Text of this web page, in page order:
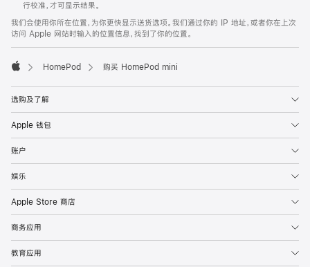
行校准，才可显示结果。
我们会使用你所在位置，为你更快显示送货选项。我们通过你的 IP 地址，或者你在上次
访问 Apple 网站时输入的位置信息，找到了你的位置。
HomePod 购买 HomePod mini
选购及了解
Apple 钱包
账户
娱乐
Apple Store 商店
商务应用
教育应用